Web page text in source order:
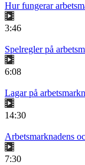
Hur fungerar
3:46
Spelregler på
6:08
Lagar på
14:30
Arbetsmarknadens
7:30